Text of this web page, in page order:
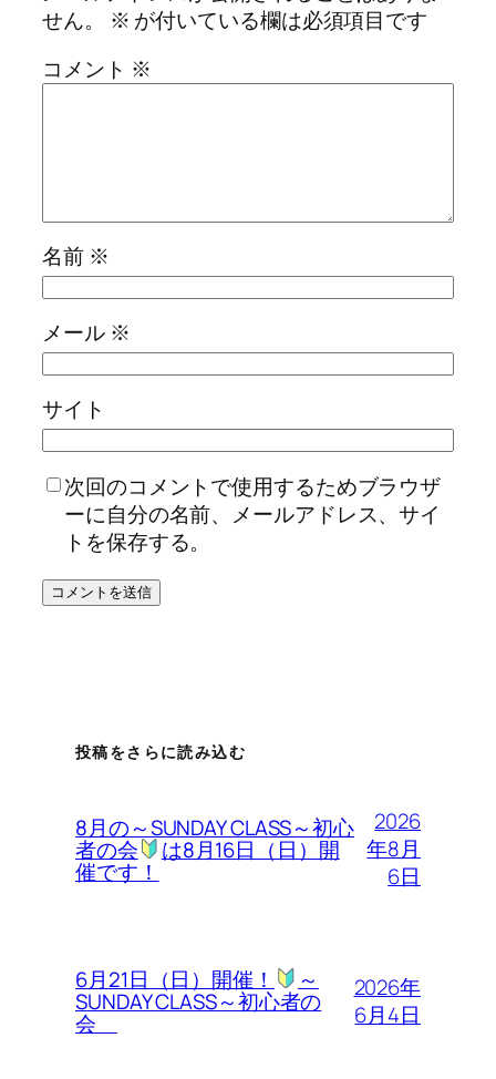
せん。
※ が付いている欄は必須項目です
コメント ※
名前 ※
メール ※
サイト
次回のコメントで使用するためブラウザ
ーに自分の名前、メールアドレス、サイ
トを保存する。
投稿をさらに読み込む
8月の～SUNDAY CLASS～初心
者の会 は8月16日（日）開
催です！
2026
年8月
6日
6月21日（日）開催！ ～
SUNDAY CLASS～初心者の
会
2026年
6月4日